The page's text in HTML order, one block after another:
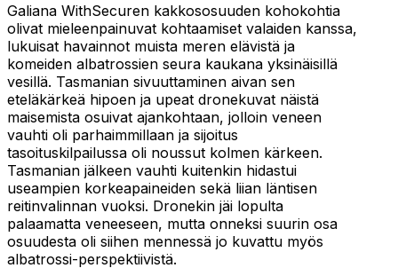
Galiana WithSecuren kakkososuuden kohokohtia
olivat mieleenpainuvat kohtaamiset valaiden kanssa,
lukuisat havainnot muista meren elävistä ja
komeiden albatrossien seura kaukana yksinäisillä
vesillä. Tasmanian sivuuttaminen aivan sen
eteläkärkeä hipoen ja upeat dronekuvat näistä
maisemista osuivat ajankohtaan, jolloin veneen
vauhti oli parhaimmillaan ja sijoitus
tasoituskilpailussa oli noussut kolmen kärkeen.
Tasmanian jälkeen vauhti kuitenkin hidastui
useampien korkeapaineiden sekä liian läntisen
reitinvalinnan vuoksi. Dronekin jäi lopulta
palaamatta veneeseen, mutta onneksi suurin osa
osuudesta oli siihen mennessä jo kuvattu myös
albatrossi-perspektiivistä.